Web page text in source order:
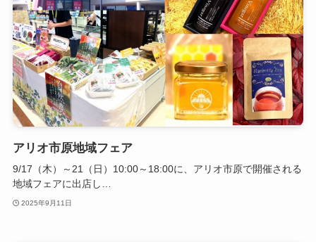
アリオ市原地域フェア
9/17（木）～21（日）10:00～18:00に、アリオ市原で開催される
地域フェアに出店し…
2025年9月11日